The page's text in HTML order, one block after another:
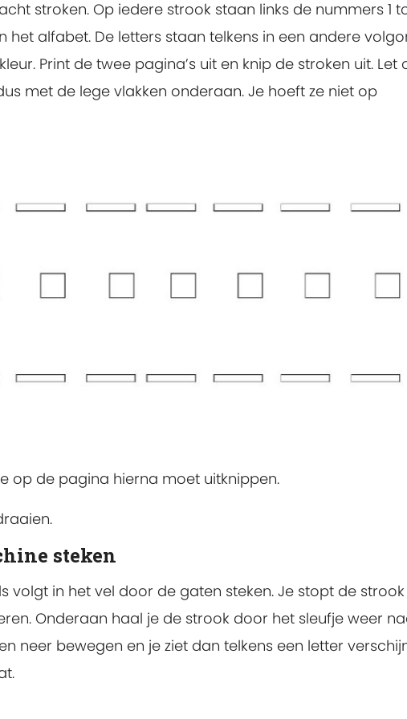
stroken. Op iedere strook staan links de nummers 1
het alfabet. De letters staan telkens in een andere
Print de twee pagina’s uit en knip de stroken uit. Let
met de lege vlakken onderaan. Je hoeft ze niet op
op de pagina hierna moet uitknippen.
steken
volgt in het vel door de gaten steken. Je stopt de
Onderaan haal je de strook door het sleufje weer
neer bewegen en je ziet dan telkens een letter